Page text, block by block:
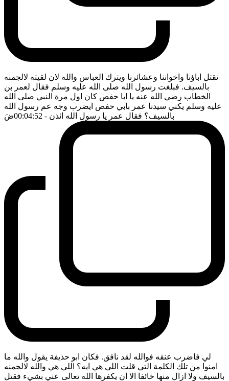
تقتل اباؤنا واخواننا وعشائرنا ويترك العباس والله لان لقيته لالجمنه
بالسيف. فبلغت رسول الله صلى الله عليه وسلم فقال لعمر بن
الخطاب رضي الله عنه يا ابا حفص كان اول مرة النبي صلى الله
عليه وسلم يكني سيدنا عمر بابي حفص ايضرب وجه عم رسول الله
بالسيف؟ فقال عمر يا رسول الله ائذن - 00:04:52 ضَ
لي فاضرب عنقه فوالله لقد نافق. فكان ابو حذيفة يقول والله ما
امنوا من تلك الكلمة التي قلت اللي هي ايه؟ اللي هي والله لالجمنه
بالسيف ولا ازال منها خائفا الا ان يكفرها الله تعالى عني بشيء فقتل